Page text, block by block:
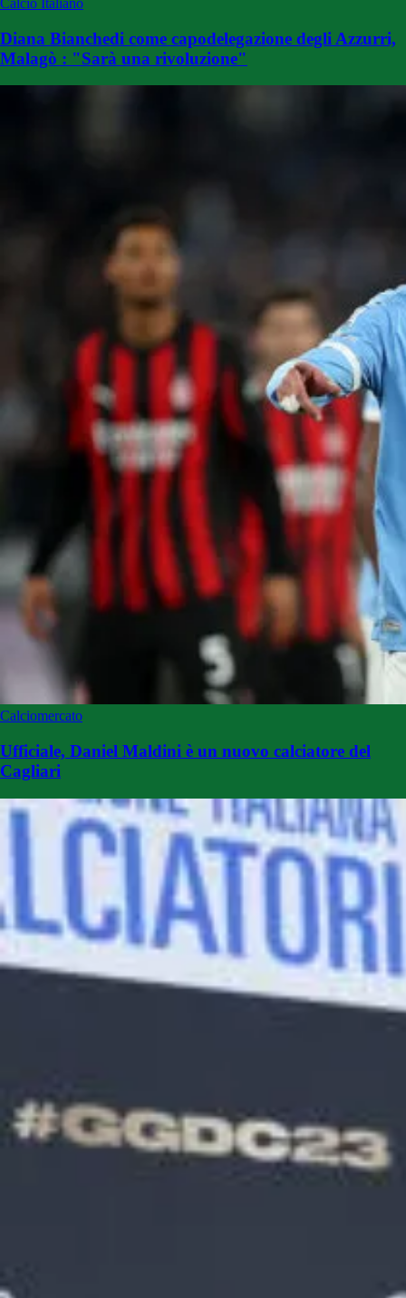
Diana Bianchedi come capodelegazione degli Azzurri,
Malagò : "Sarà una rivoluzione"
Calciomercato
Ufficiale, Daniel Maldini è un nuovo calciatore del
Cagliari